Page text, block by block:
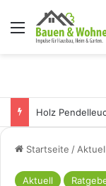
Menü
Startseite / Aktuell
Aktuell